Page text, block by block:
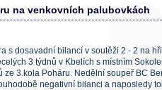
na venkovních palubovkách
s dosavadní bilancí v soutěži 2 - 2 na
3 týdnů v Kbelích s místním
ze 3.kola Poháru. Nedělní soupeř BC
negativní bilanci a naposledy